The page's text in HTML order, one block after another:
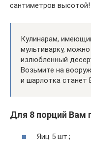
сантиметров высотой!
Кулинарам,
мультиварку,
излюбленный
Возьмите на
и шарлотка
Для 8 порций Вам
Яиц 5 шт.;